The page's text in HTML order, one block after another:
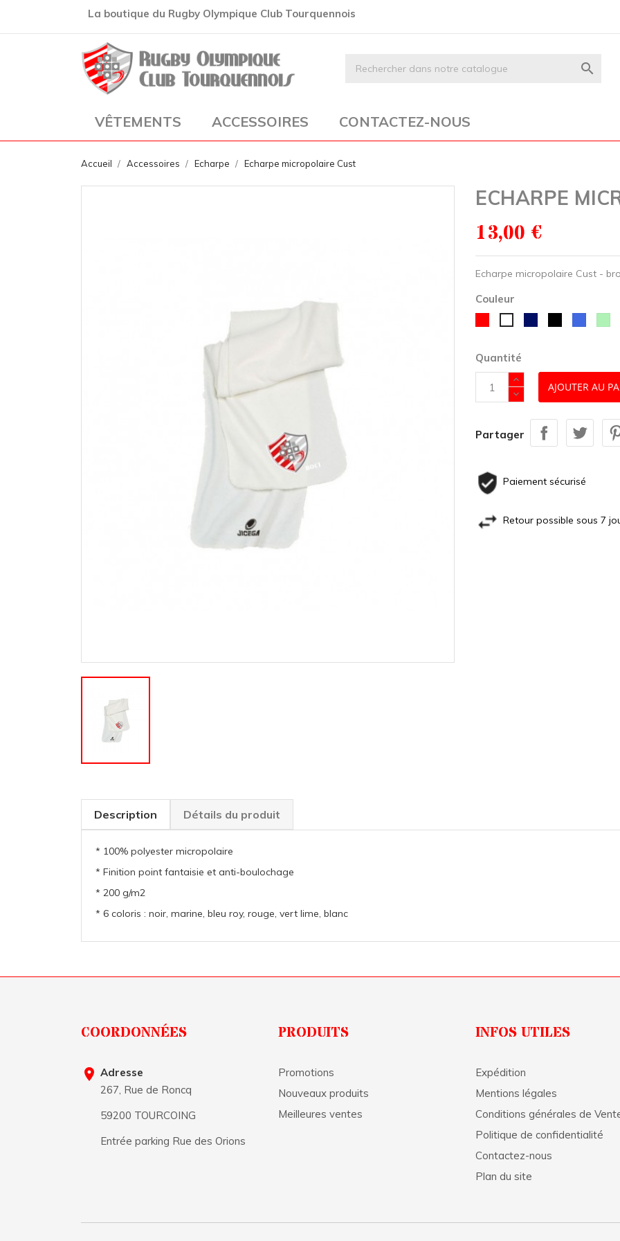
La boutique du Rugby Olympique Club Tourquennois

VÊTEMENTS ACCESSOIRES CONTACTEZ-NOUS
Accueil Accessoires Echarpe Echarpe micropolaire Cust
ECHARPE
13,00 €
Echarpe micropolaire Cust -
Couleur
Quantité
AJOUTER AU
Partager
Paiement sécurisé
Retour possible sous 7
Description Détails du produit
* 100% polyester micropolaire
* Finition point fantaisie et anti-boulochage
* 200 g/m2
* 6 coloris : noir, marine, bleu roy, rouge, vert lime, blanc
COORDONNÉES
 Adresse
267, Rue de Roncq
59200 TOURCOING
Entrée parking Rue des Orions
PRODUITS
Promotions
Nouveaux produits
Meilleures ventes
INFOS UTILES
Expédition
Mentions légales
Conditions générales de
Politique de confidentialité
Contactez-nous
Plan du site